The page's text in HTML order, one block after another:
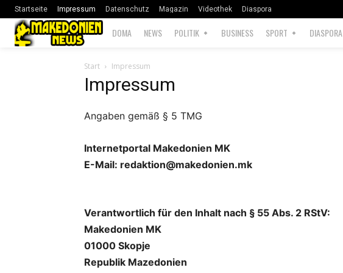
Startseite Impressum Datenschutz Magazin Videothek Diaspora
DOMA NEWS POLITIK BUSINESS SPORT DIASPORA
Start Impressum
Impressum
Angaben gemäß § 5 TMG
Internetportal Makedonien MK
E-Mail: redaktion@makedonien.mk
Verantwortlich für den Inhalt nach § 55 Abs. 2 RStV:
Makedonien MK
01000 Skopje
Republik Mazedonien